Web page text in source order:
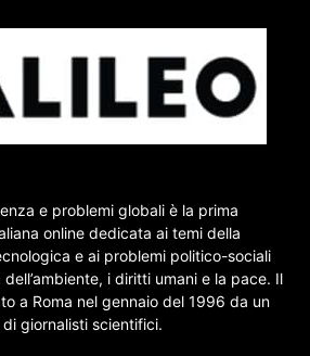
e problemi globali è la prima
online dedicata ai temi della
e ai problemi politico-sociali
i diritti umani e la pace. Il
a Roma nel gennaio del 1996 da un
giornalisti scientifici.